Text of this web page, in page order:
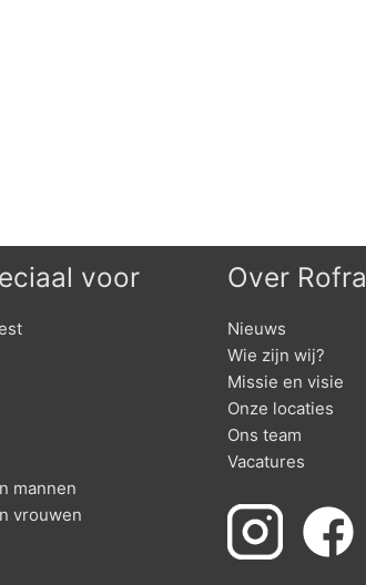
voor
mannen
vrouwen
Over Rofra
Nieuws
Wie zijn wij?
Missie en visie
Onze locaties
Ons team
Vacatures